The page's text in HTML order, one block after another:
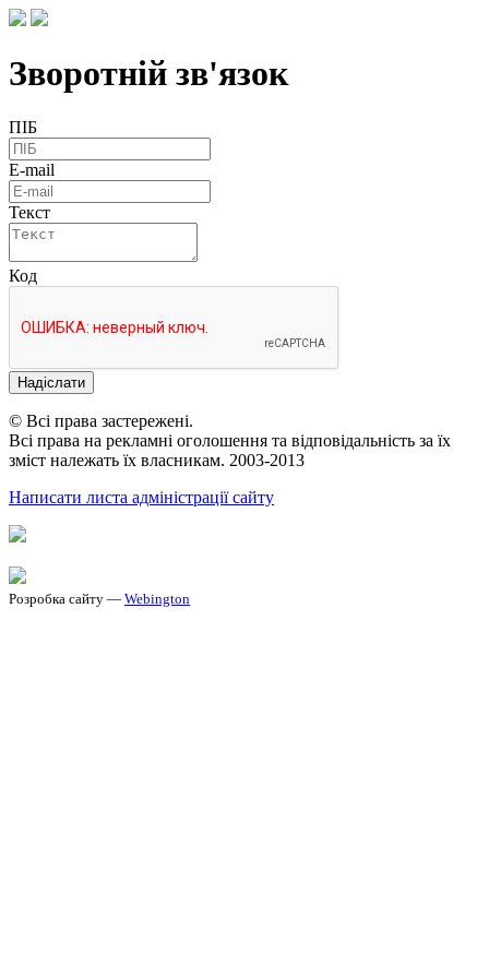
Зворотній зв'язок
ПІБ
E-mail
Текст
Код
Надіслати
© Всі права застережені.
Всі права на рекламні оголошення та відповідальність за їх
зміст належать їх власникам. 2003-2013
Написати листа адміністрації сайту
Розробка сайту — Webington